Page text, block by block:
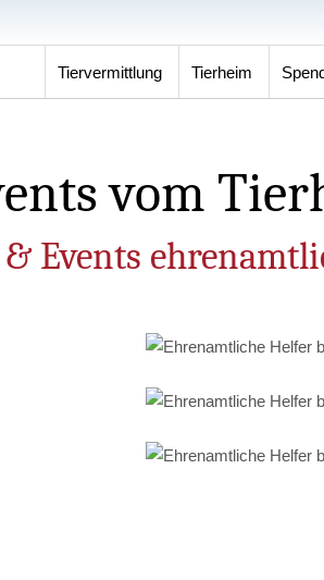
Tiervermittlung Tierheim
vom
Events